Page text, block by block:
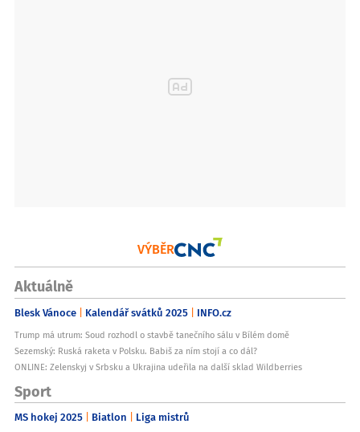
VÝBĚR
Aktuálně
Blesk Vánoce Kalendář svátků 2025 INFO.cz
Trump má utrum: Soud rozhodl o stavbě tanečního sálu v Bílém domě
Sezemský: Ruská raketa v Polsku. Babiš za ním stojí a co dál?
ONLINE: Zelenskyj v Srbsku a Ukrajina udeřila na další sklad Wildberries
Sport
MS hokej 2025 Biatlon Liga mistrů